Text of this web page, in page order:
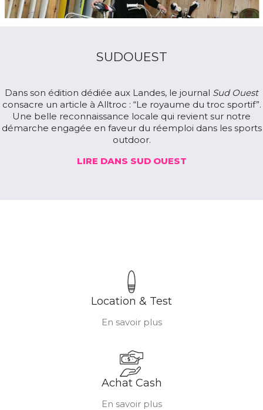
SUDOUEST
Dans son édition dédiée aux Landes, le journal Sud Ouest
consacre un article à Alltroc : “Le royaume du troc sportif”.
Une belle reconnaissance locale qui revient sur notre
démarche engagée en faveur du réemploi dans les sports
outdoor.
LIRE DANS SUD OUEST
Location & Test
En savoir plus
Achat Cash
En savoir plus